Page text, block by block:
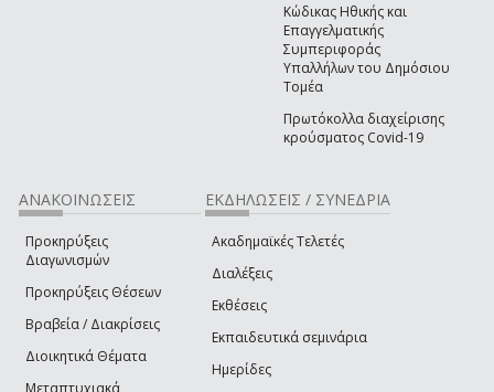
Κώδικας Ηθικής και
Επαγγελματικής
Συμπεριφοράς
Υπαλλήλων του Δημόσιου
Τομέα
Πρωτόκολλα διαχείρισης
κρούσματος Covid-19
ΑΝΑΚΟΙΝΩΣΕΙΣ
Προκηρύξεις
Διαγωνισμών
Προκηρύξεις Θέσεων
Βραβεία / Διακρίσεις
Διοικητικά Θέματα
Μεταπτυχιακά
ΕΚΔΗΛΩΣΕΙΣ / ΣΥΝΕΔΡΙΑ
Ακαδημαϊκές Τελετές
Διαλέξεις
Εκθέσεις
Εκπαιδευτικά σεμινάρια
Ημερίδες